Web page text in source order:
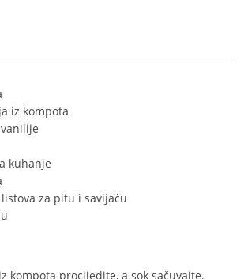
iz kompota
kuhanje
za pitu i savijaču
kompota procijedite, a sok sačuvajte.